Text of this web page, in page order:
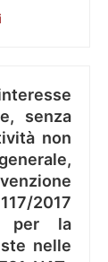
senza
non
2017
per la
nelle